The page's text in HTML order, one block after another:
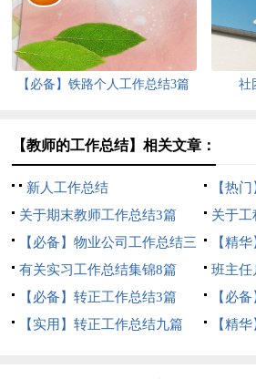
【必备】铁路个人工作总结3篇 社
【教师的工作总结】相关文章：
新人工作总结
【热
关于期末教师工作总结3篇
关于工
【必备】物业公司工作总结三
篇
【精
有关实习工作总结集锦8篇
班主任
【必备】转正工作总结3篇
【必
合7篇
【实用】转正工作总结九篇
【精